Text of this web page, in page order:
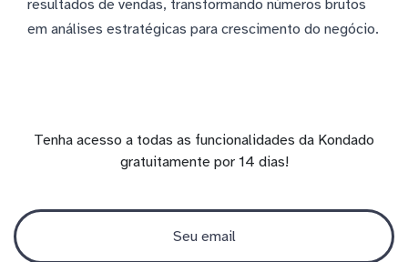
resultados de vendas, transformando números brutos
em análises estratégicas para crescimento do negócio.
Tenha acesso a todas as funcionalidades da Kondado
gratuitamente por 14 dias!